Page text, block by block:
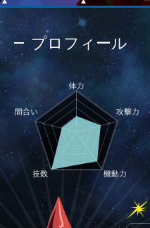
プロフィール